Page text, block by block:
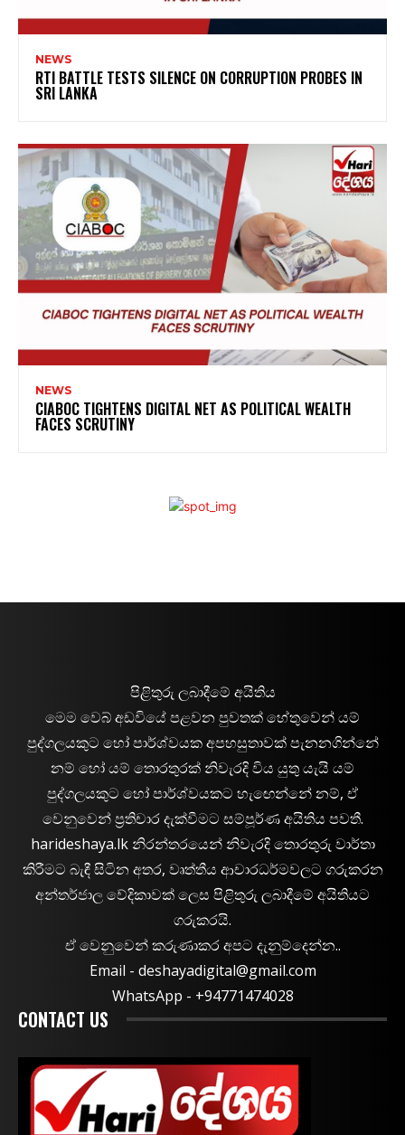
NEWS
RTI BATTLE TESTS SILENCE ON CORRUPTION PROBES IN
SRI LANKA
NEWS
CIABOC TIGHTENS DIGITAL NET AS POLITICAL WEALTH
FACES SCRUTINY
පිළිතුරු ලබාදීමේ අයිතිය
මෙම වෙබ් අඩවියේ පළවන පුවතක් හේතුවෙන් යම්
පුද්ගලයකුට හෝ පාර්ශ්වයක අපහසුතාවක් පැනනගින්නේ
නම් හෝ යම් තොරතුරක් නිවැරදි විය යුතු යැයි යම්
පුද්ගලයකුට හෝ පාර්ශ්වයකට හැඟෙන්නේ නම්, ඒ
වෙනුවෙන් ප්‍රතිචාර දැක්වීමට සම්පූර්ණ අයිතිය පවතී.
harideshaya.lk නිරන්තරයෙන් නිවැරදි තොරතුරු වාර්තා
කිරීමට බැඳී සිටින අතර, වෘත්තීය ආචාරධර්මවලට ගරුකරන
අන්තර්ජාල වේදිකාවක් ලෙස පිළිතුරු ලබාදීමේ අයිතියට
ගරුකරයි.
ඒ වෙනුවෙන් කරුණාකර අපට දැනුම්දෙන්න..
Email - deshayadigital@gmail.com
WhatsApp - ‪+94771474028
CONTACT US